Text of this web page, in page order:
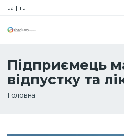
ua | ru
Підприємець
відпустку та
Рядок
Головна